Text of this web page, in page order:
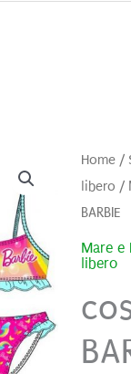
Home/
libero /
BARBIE
Mare e
libero